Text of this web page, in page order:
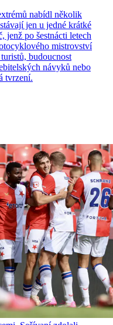
nabídl několik
jen u jedné krátké
jenž po šestnácti letech
mistrovství
budoucnost
návyků nebo
tvrzení.